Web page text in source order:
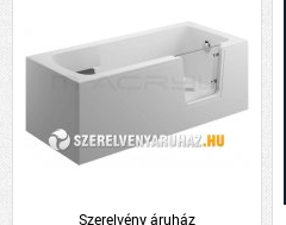
Szerelvény áruház